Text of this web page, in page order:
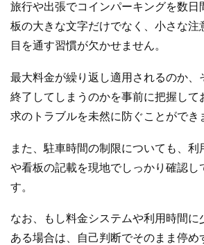
旅行や出張でコインパーキングを数日
板の大きな文字だけでなく、小さな注
目を通す習慣が欠かせません。
最大料金が繰り返し適用されるのか、
終了してしまうのかを事前に把握して
求のトラブルを未然に防ぐことができ
また、駐車時間の制限についても、利
や看板の記載を現地でしっかり確認し
す。
なお、もし料金システムや利用時間に
ある場合は、自己判断でそのまま停め